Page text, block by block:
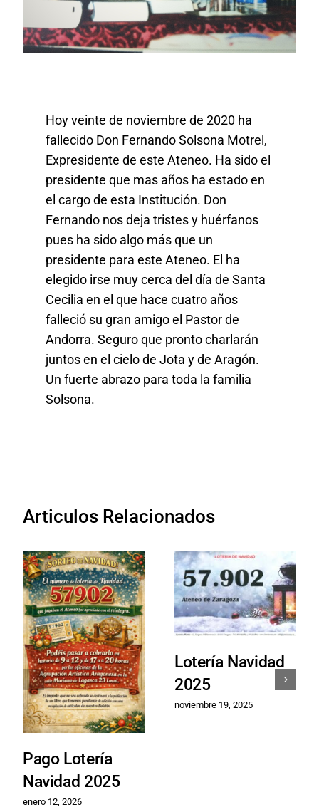
Hoy veinte de noviembre de 2020 ha
fallecido Don Fernando Solsona Motrel,
Expresidente de este Ateneo. Ha sido el
presidente que mas años ha estado en
el cargo de esta Institución. Don
Fernando nos deja tristes y huérfanos
pues ha sido algo más que un
presidente para este Ateneo. El ha
elegido irse muy cerca del día de Santa
Cecilia en el que hace cuatro años
falleció su gran amigo el Pastor de
Andorra. Seguro que pronto charlarán
juntos en el cielo de Jota y de Aragón.
Un fuerte abrazo para toda la familia
Solsona.
Articulos Relacionados
Pago Lotería
Navidad 2025
enero 12, 2026
Lotería Navidad
2025
noviembre 19, 2025